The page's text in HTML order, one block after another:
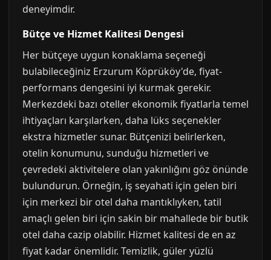
deneyimdir.
Bütçe ve Hizmet Kalitesi Dengesi
Her bütçeye uygun konaklama seçeneği
bulabileceğiniz Erzurum Köprüköy'de, fiyat-
performans dengesini iyi kurmak gerekir.
Merkezdeki bazı oteller ekonomik fiyatlarla temel
ihtiyaçları karşılarken, daha lüks seçenekler
ekstra hizmetler sunar. Bütçenizi belirlerken,
otelin konumunu, sunduğu hizmetleri ve
çevredeki aktivitelere olan yakınlığını göz önünde
bulundurun. Örneğin, iş seyahati için gelen biri
için merkezi bir otel daha mantıklıyken, tatil
amaçlı gelen biri için sakin bir mahallede bir butik
otel daha cazip olabilir. Hizmet kalitesi de en az
fiyat kadar önemlidir. Temizlik, güler yüzlü